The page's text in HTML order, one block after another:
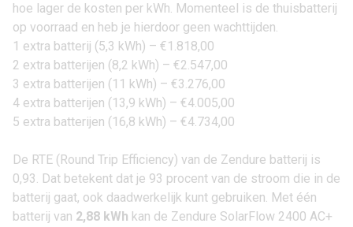
hoe lager de kosten per kWh. Momenteel is de thuisbatterij
op voorraad en heb je hierdoor geen wachttijden.
1 extra batterij (5,3 kWh) – €1.818,00
2 extra batterijen (8,2 kWh) – €2.547,00
3 extra batterijen (11 kWh) – €3.276,00
4 extra batterijen (13,9 kWh) – €4.005,00
5 extra batterijen (16,8 kWh) – €4.734,00
De RTE (Round Trip Efficiency) van de Zendure batterij is
0,93. Dat betekent dat je 93 procent van de stroom die in de
batterij gaat, ook daadwerkelijk kunt gebruiken. Met één
batterij van 2,88 kWh kan de Zendure SolarFlow 2400 AC+